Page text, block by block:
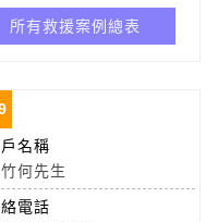
所有救援案例總表
名稱
何先生
電話